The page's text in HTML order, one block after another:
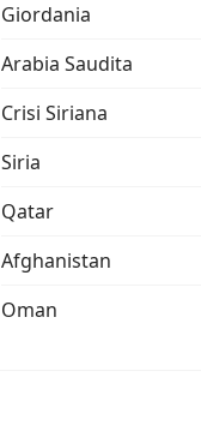
Giordania
Arabia Saudita
Crisi Siriana
Siria
Qatar
Afghanistan
Oman